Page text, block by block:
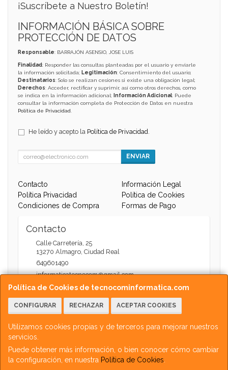
Política de Cookies de tecnocominformatica.com
CONFIGURAR RECHAZAR ACEPTAR COOKIES
Utilizamos cookies propias y de terceros para mejorar nuestros
servicios.
Puede obtener más información, o bien conocer cómo cambiar
la configuración, en nuestra Política de Cookies
¡Suscríbete a Nuestro Boletín!
INFORMACIÓN BÁSICA SOBRE
PROTECCIÓN DE DATOS
Responsable: BARRAJÓN ASENSIO, JOSE LUIS
Finalidad: Responder las consultas planteadas por el usuario y enviarle
la información solicitada; Legitimación: Consentimiento del usuario;
Destinatarios: Solo se realizan cesiones si existe una obligación legal;
Derechos: Acceder, rectificar y suprimir, así como otros derechos, como
se indica en la información adicional;
Información Adicional: Puede
consultar la información completa de Protección de Datos en nuestra
Política de Privacidad
He leído y acepto la Política de Privacidad
ENVIAR
Contacto
Información Legal
Política Privacidad
Política de Cookies
Condiciones de Compra
Formas de Pago
Contacto
Calle Carretería, 25
13270 Almagro Ciudad Real
649601490
informaticatecnocom@gmail.com
Horario
Atención Web - 11:00 a 13:30 / 17:30 a 20:00
, , , , España. - C.I.F.: 05711764J - Tfno: